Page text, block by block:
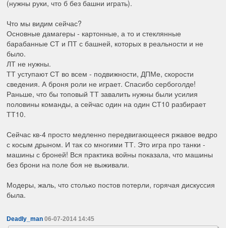
(нужны руки, что б без башни играть).
Что мы видим сейчас?
Основные дамагеры - картонные, а то и стеклянные
барабанные СТ и ПТ с башней, которых в реальности и не
было.
ЛТ не нужны.
ТТ уступают СТ во всем - подвижности, ДПМе, скорости
сведения. А броня роли не играет. Спасибо сербоголде!
Раньше, что бы топовый ТТ завалить нужны были усилия
половины команды, а сейчас один на один СТ10 разбирает
ТТ10.
Сейчас кв-4 просто медленно передвигающееся ржавое ведро
с косым дрыном. И так со многими ТТ. Это игра про танки -
машины с броней! Вся практика войны показала, что машины
без брони на поле боя не выживали.
Модеры, жаль, что столько постов потерли, горячая дискуссия
была.
Deadly_man 06-07-2014 14:45